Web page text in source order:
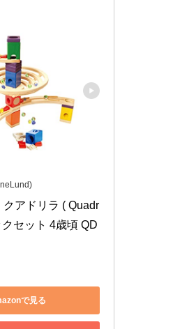
クアドリラ ( Quadr
セット 4歳頃 QD
で見る